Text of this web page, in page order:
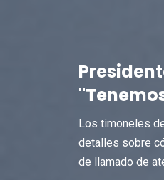
Los timoneles
detalles sobre
de llamado de